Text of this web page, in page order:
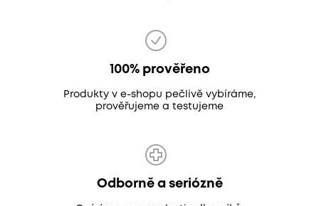
100% prověřeno
Produkty v e-shopu pečlivě vybíráme,
prověřujeme a testujeme
Odborně a seriózně